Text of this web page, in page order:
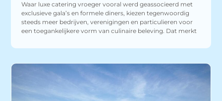
Waar luxe catering vroeger vooral werd geassocieerd met
exclusieve gala’s en formele diners, kiezen tegenwoordig
steeds meer bedrijven, verenigingen en particulieren voor
een toegankelijkere vorm van culinaire beleving. Dat merkt